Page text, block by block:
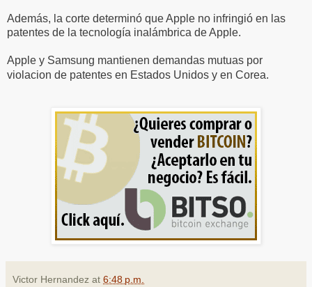
Además, la corte determinó que Apple no infringió en las
patentes de la tecnología inalámbrica de Apple.
Apple y Samsung mantienen demandas mutuas por
violacion de patentes en Estados Unidos y en Corea.
Victor Hernandez at 6:48 p.m.